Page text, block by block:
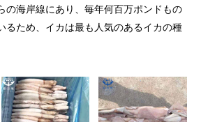
の海岸線にあり、毎年何百万ポンドもの
るため、イカは最も人気のあるイカの種